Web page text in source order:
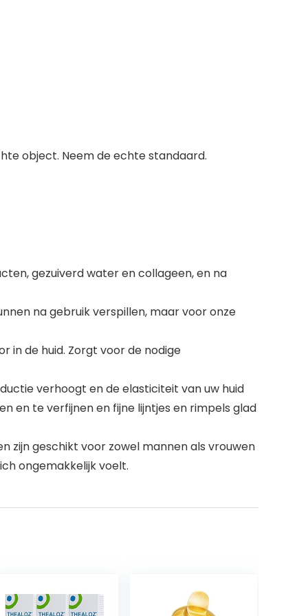
object. Neem de echte standaard.
gezuiverd water en collageen, en na
na gebruik verspillen, maar voor onze
in de huid. Zorgt voor de nodige
verhoogt en de elasticiteit van uw huid
en te verfijnen en fijne lijntjes en rimpels glad
zijn geschikt voor zowel mannen als vrouwen
ongemakkelijk voelt.